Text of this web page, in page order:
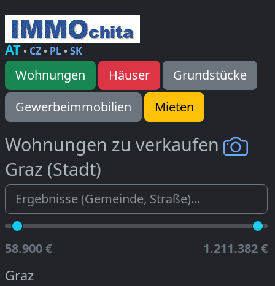
AT• CZ• PL•SK
Wohnungen Häuser
Grundstücke
Gewerbeimmobilien
Mieten
Wohnungen zu verkaufen
Graz (Stadt)
58.900 € 1.211.382 €
Graz